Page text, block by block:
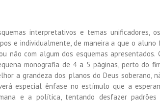
interpretativos e temas unificadores,
e individualmente, de maneira a que o
não com algum dos esquemas
monografia de 4 a 5 páginas, perto do
a grandeza dos planos do Deus soberano,
especial ênfase no estímulo que a
e a política, tentando desfazer padrões